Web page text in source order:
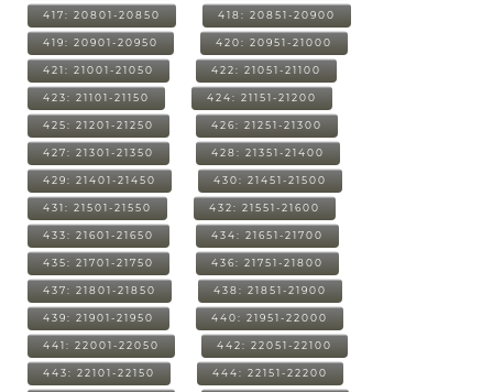
417: 20801-20850 418: 20851-20900
419: 20901-20950 420: 20951-21000
421: 21001-21050 422: 21051-21100
423: 21101-21150 424: 21151-21200
425: 21201-21250 426: 21251-21300
427: 21301-21350 428: 21351-21400
429: 21401-21450 430: 21451-21500
431: 21501-21550 432: 21551-21600
433: 21601-21650 434: 21651-21700
435: 21701-21750 436: 21751-21800
437: 21801-21850 438: 21851-21900
439: 21901-21950 440: 21951-22000
441: 22001-22050 442: 22051-22100
443: 22101-22150 444: 22151-22200